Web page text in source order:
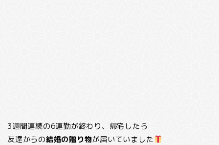
3週間連続の6連勤が終わり、帰宅したら
友達からの結婚の贈り物が届いていました